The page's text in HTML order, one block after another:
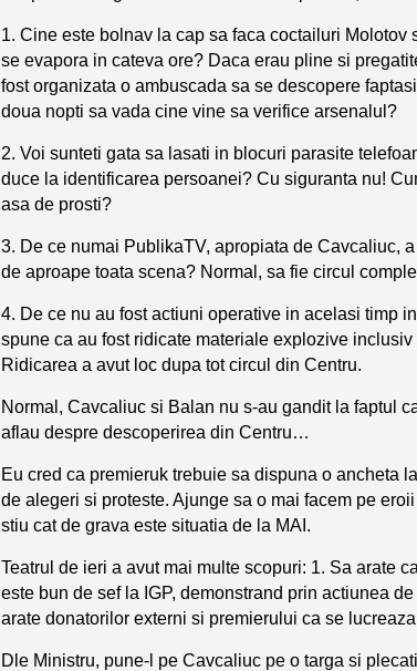
1. Cine este bolnav la cap sa faca coctailuri
se evapora in cateva ore? Daca erau pline si
fost organizata o ambuscada sa se descopere
doua nopti sa vada cine vine sa verifice arsenalul?
2. Voi sunteti gata sa lasati in blocuri parasite
duce la identificarea persoanei? Cu siguranta nu!
asa de prosti?
3. De ce numai PublikaTV, apropiata de Cavcaliuc,
de aproape toata scena? Normal, sa fie circul
4. De ce nu au fost actiuni operative in acelasi timp
spune ca au fost ridicate materiale explozive
Ridicarea a avut loc dupa tot circul din Centru.
Normal, Cavcaliuc si Balan nu s-au gandit la faptul
aflau despre descoperirea din Centru…
Eu cred ca premieruk trebuie sa dispuna o ancheta
de alegeri si proteste. Ajunge sa o mai facem pe
stiu cat de grava este situatia de la MAI.
Teatrul de ieri a avut mai multe scopuri: 1. Sa arate
este bun de sef la IGP, demonstrand prin actiunea
arate donatorilor externi si premierului ca se
Dle Ministru, pune-l pe Cavcaliuc pe o targa si